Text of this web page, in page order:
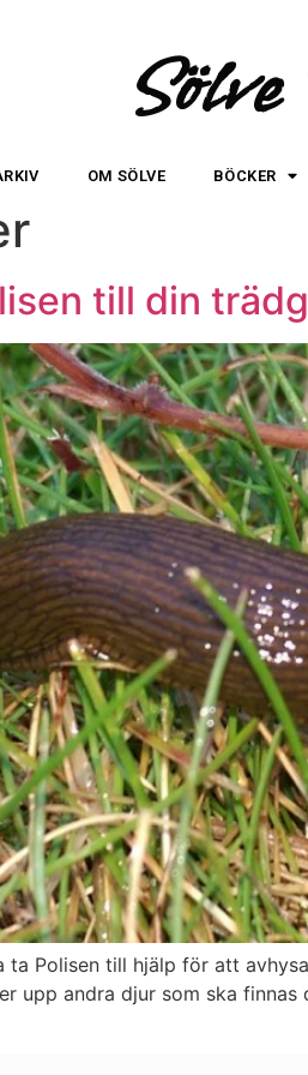
OM SÖLVE BÖCKER
till din
ta Polisen till hjälp för att
upp andra djur som ska